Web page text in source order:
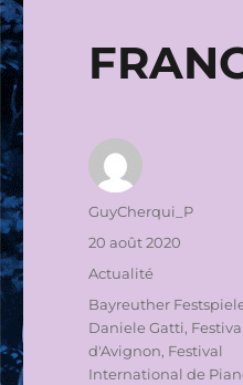
Auteur
GuyCherqui_P
Publié
20 août 2020
Catégories
Actualité
Étiquettes
Bayreuther
Daniele Gatti,
d'Avignon, Festival
International de